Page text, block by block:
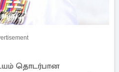
தொடர்பான